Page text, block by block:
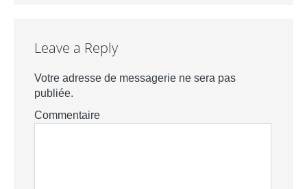
Leave a Reply
Votre adresse de messagerie ne sera pas
publiée.
Commentaire